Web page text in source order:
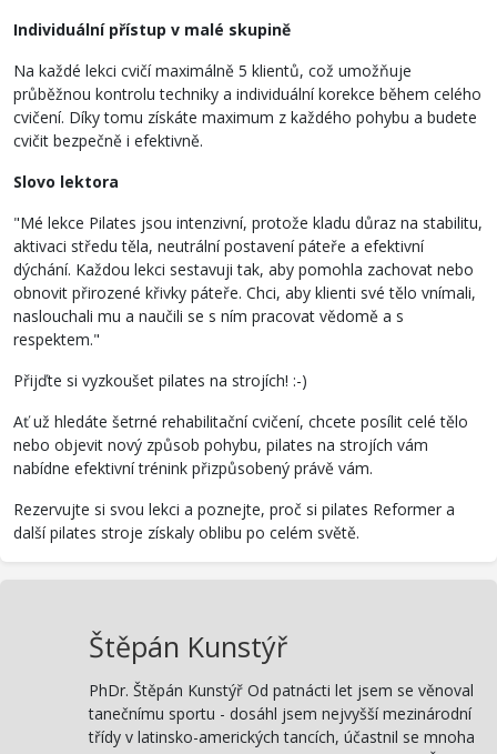
Individuální přístup v malé skupině
Na každé lekci cvičí maximálně 5 klientů, což umožňuje
průběžnou kontrolu techniky a individuální korekce během celého
cvičení. Díky tomu získáte maximum z každého pohybu a budete
cvičit bezpečně i efektivně.
Slovo lektora
"Mé lekce Pilates jsou intenzivní, protože kladu důraz na stabilitu,
aktivaci středu těla, neutrální postavení páteře a efektivní
dýchání. Každou lekci sestavuji tak, aby pomohla zachovat nebo
obnovit přirozené křivky páteře. Chci, aby klienti své tělo vnímali,
naslouchali mu a naučili se s ním pracovat vědomě a s
respektem."
Přijďte si vyzkoušet pilates na strojích! :-)
Ať už hledáte šetrné rehabilitační cvičení, chcete posílit celé tělo
nebo objevit nový způsob pohybu, pilates na strojích vám
nabídne efektivní trénink přizpůsobený právě vám.
Rezervujte si svou lekci a poznejte, proč si pilates Reformer a
další pilates stroje získaly oblibu po celém světě.
Štěpán Kunstýř
PhDr. Štěpán Kunstýř Od patnácti let jsem se věnoval
tanečnímu sportu - dosáhl jsem nejvyšší mezinárodní
třídy v latinsko-amerických tancích, účastnil se mnoha